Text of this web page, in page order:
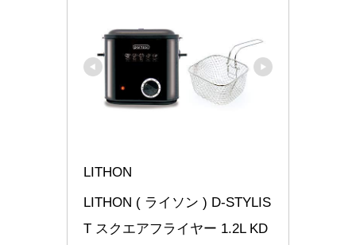
LITHON
LITHON ( ライソン ) D-STYLIS
T スクエアフライヤー 1.2L KD